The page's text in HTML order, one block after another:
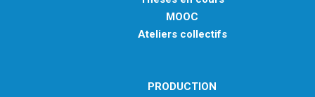
MOOC
Ateliers collectifs
PRODUCTION